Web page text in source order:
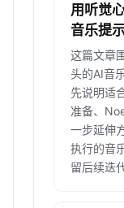
用听觉
音乐提
这篇文章
头的AI音
先说明适
准备、
一步延伸
执行的音
留后续迭